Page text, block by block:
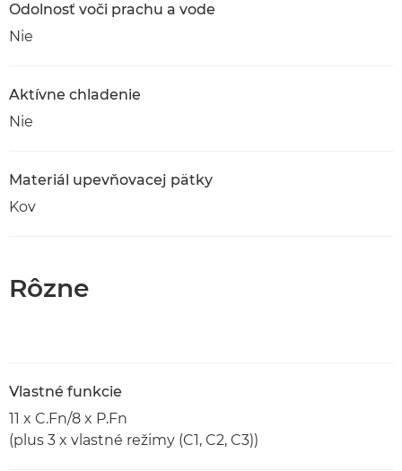
Odolnosť voči prachu a vode
Nie
Aktívne chladenie
Nie
Materiál upevňovacej pätky
Kov
Rôzne
Vlastné funkcie
11 x C.Fn/8 x P.Fn
(plus 3 x vlastné režimy (C1, C2, C3))